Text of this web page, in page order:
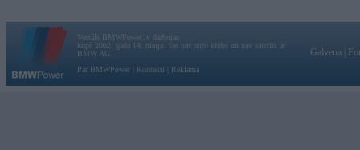
Vortāls BMWPower.lv darbojas
kopš 2002. gada 14. maija. Tas nav auto klubs un nav saistīts ar
BMW AG.
Par BMWPower
Kontakti Reklāma
Galvena